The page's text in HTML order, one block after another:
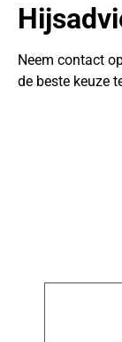
Neem contact
de beste keuze